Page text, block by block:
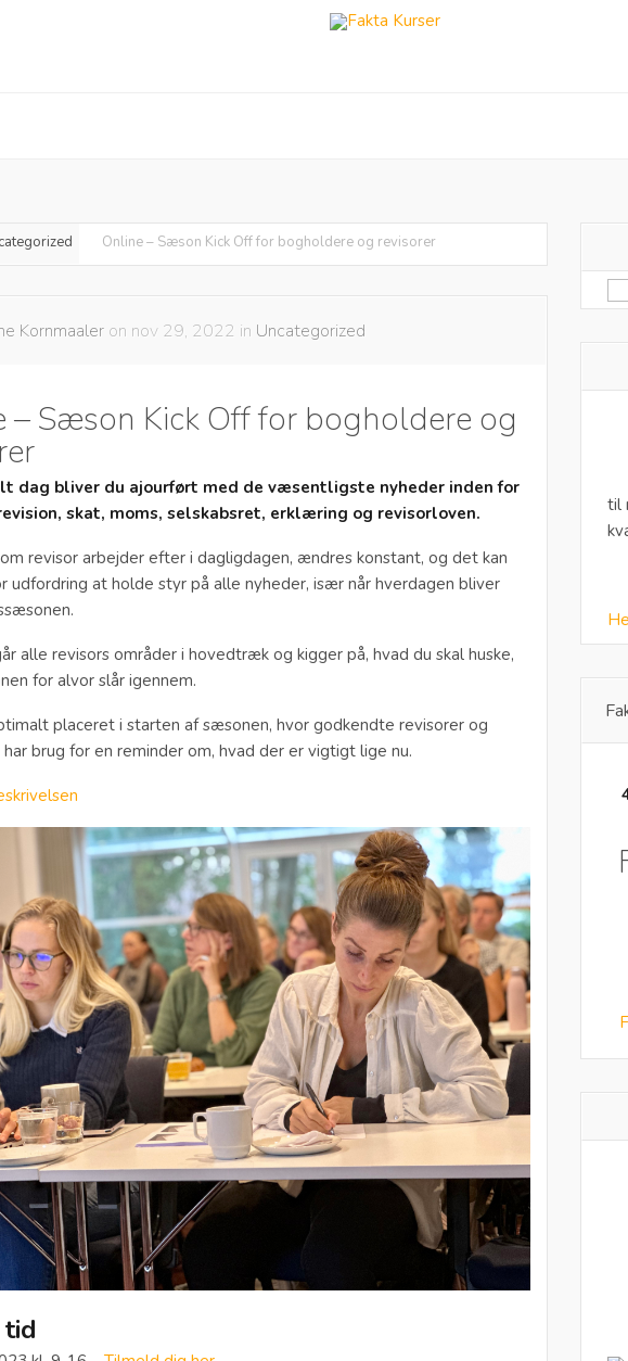
Online – Sæson Kick Off for bogholdere og revisorer
Kornmaaler on nov 29, 2022 in Uncategorized
– Sæson Kick Off for bogholdere og
dag bliver du ajourført med de væsentligste nyheder inden for
skat, moms, selskabsret, erklæring og revisorloven.
revisor arbejder efter i dagligdagen, ændres konstant, og det kan
udfordring at holde styr på alle nyheder, især når hverdagen bliver
alle revisors områder i hovedtræk og kigger på, hvad du skal huske,
for alvor slår igennem.
placeret i starten af sæsonen, hvor godkendte revisorer og
brug for en reminder om, hvad der er vigtigt lige nu.
til